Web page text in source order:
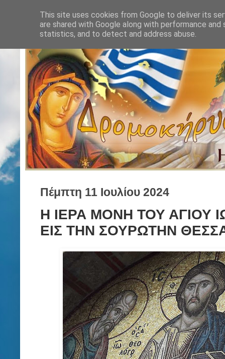
Πέμπτη 11 Ιουλίου 2024
Η ΙΕΡΑ ΜΟΝΗ ΤΟΥ ΑΓΙΟΥ
ΕΙΣ ΤΗΝ ΣΟΥΡΩΤΗΝ
This site uses cookies from Google to deliver its
are shared with Google along with performance
statistics, and to detect and address abuse.